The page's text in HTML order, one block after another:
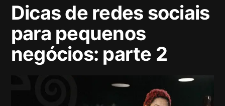
Dicas de redes sociais
para pequenos
negócios: parte 2